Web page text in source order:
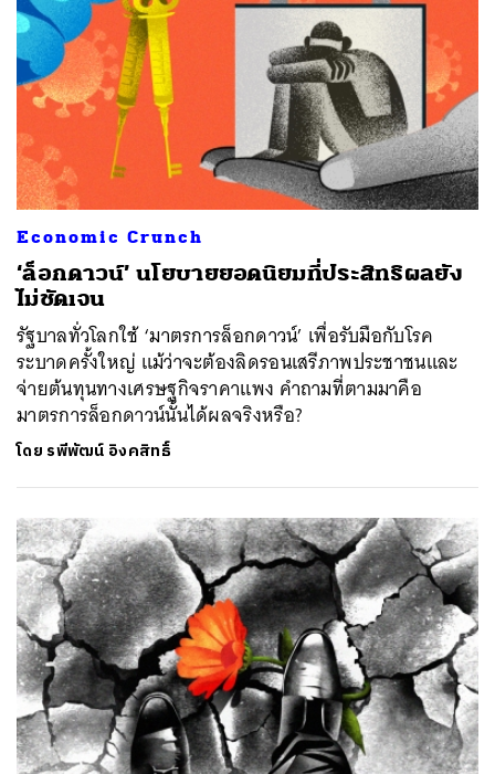
Economic Crunch
‘ล็อกดาวน์’ นโยบายยอดนิยมที่ประสิทธิผลยัง
ไม่ชัดเจน
รัฐบาลทั่วโลกใช้ ‘มาตรการล็อกดาวน์’ เพื่อรับมือกับโรค
ระบาดครั้งใหญ่ แม้ว่าจะต้องลิดรอนเสรีภาพประชาชนและ
จ่ายต้นทุนทางเศรษฐกิจราคาแพง คำถามที่ตามมาคือ
มาตรการล็อกดาวน์นั้นได้ผลจริงหรือ?
โดย รพีพัฒน์ อิงคสิทธิ์